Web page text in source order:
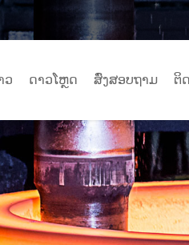
ວ ດາວໂຫຼດ ສົ່ງສອບຖາມ ຕິ